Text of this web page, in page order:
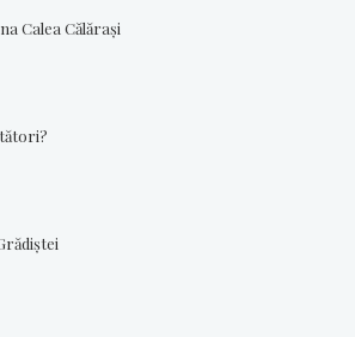
Calea Călăraşi